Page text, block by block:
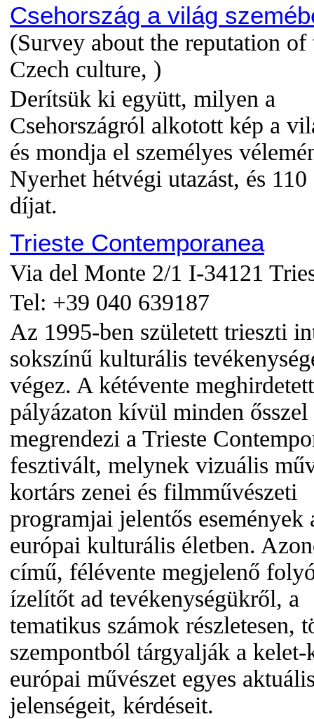
Csehország a világ
(Survey about the reputation of
Czech culture, )
Derítsük ki együtt, milyen a
Csehországról alkotott kép a
és mondja el személyes
Nyerhet hétvégi utazást, és 110
díjat.
Trieste Contemporanea
Via del Monte 2/1 I-34121
Tel: +39 040 639187
Az 1995-ben született trieszti
sokszínű kulturális
végez. A kétévente
pályázaton kívül minden ősszel
megrendezi a Trieste
fesztivált, melynek vizuális
kortárs zenei és filmművészeti
programjai jelentős események
európai kulturális életben.
című, félévente megjelenő
ízelítőt ad tevékenységükről, a
tematikus számok részletesen,
szempontból tárgyalják a kelet-
európai művészet egyes
jelenségeit, kérdéseit.